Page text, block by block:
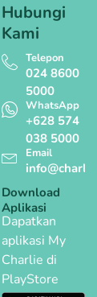
Hubungi
Kami
Telepon
024 8600
5000
WhatsApp
+628 574
038 5000
Email
Download
Aplikasi
Dapatkan
aplikasi My
Charlie di
PlayStore